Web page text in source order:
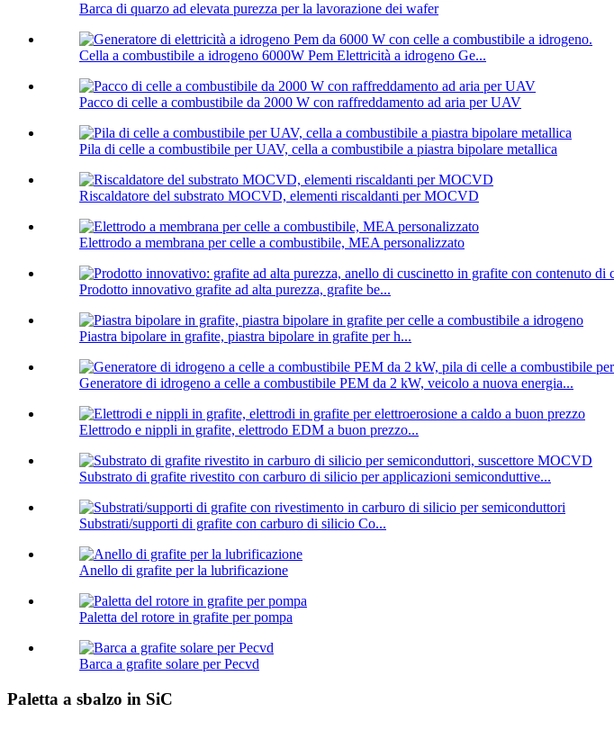
Barca di quarzo ad elevata purezza per la lavorazione dei wafer
Cella a combustibile a idrogeno 6000W Pem Elettricità a idrogeno Ge...
Pacco di celle a combustibile da 2000 W con raffreddamento ad aria per UAV
Pila di celle a combustibile per UAV, cella a combustibile a piastra bipolare metallica
Riscaldatore del substrato MOCVD, elementi riscaldanti per MOCVD
Elettrodo a membrana per celle a combustibile, MEA personalizzato
Prodotto innovativo grafite ad alta purezza, grafite be...
Piastra bipolare in grafite, piastra bipolare in grafite per h...
Generatore di idrogeno a celle a combustibile PEM da 2 kW, veicolo a nuova energia...
Elettrodo e nippli in grafite, elettrodo EDM a buon prezzo...
Substrato di grafite rivestito con carburo di silicio per applicazioni semiconduttive...
Substrati/supporti di grafite con carburo di silicio Co...
Anello di grafite per la lubrificazione
Paletta del rotore in grafite per pompa
Barca a grafite solare per Pecvd
Paletta a sbalzo in SiC